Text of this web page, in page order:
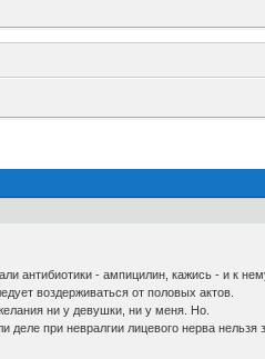
антибиотики - ампицилин, кажись - и к
воздерживаться от половых актов.
ни у девушки, ни у меня. Но.
при невралгии лицевого нерва